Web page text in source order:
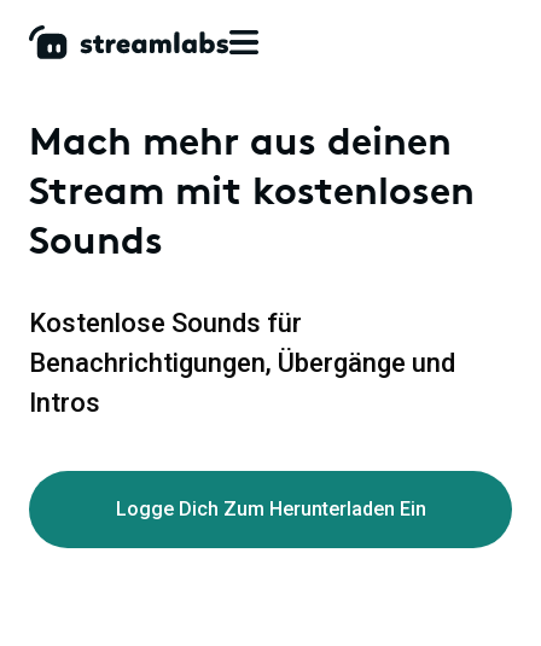
Mach mehr aus deinen
Stream mit kostenlosen
Sounds
Kostenlose Sounds für
Benachrichtigungen, Übergänge und
Intros
Logge Dich Zum Herunterladen Ein